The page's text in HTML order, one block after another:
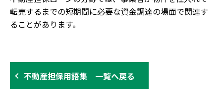
転売するまでの短期間に必要な資金調達の場面で関連す
ることがあります。
不動産担保用語集 一覧へ戻る